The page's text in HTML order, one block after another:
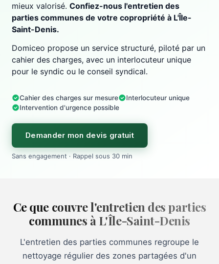
mieux valorisé. Confiez-nous l'entretien des
parties communes de votre copropriété à L'Île-
Saint-Denis.
Domiceo propose un service structuré, piloté par un
cahier des charges, avec un interlocuteur unique
pour le syndic ou le conseil syndical.
Cahier des charges sur mesure
Interlocuteur unique
Intervention d'urgence possible
Demander mon devis gratuit
Sans engagement · Rappel sous 30 min
Ce que couvre l'entretien des parties
communes à L'Île-Saint-Denis
L'entretien des parties communes regroupe le
nettoyage régulier des zones partagées d'un